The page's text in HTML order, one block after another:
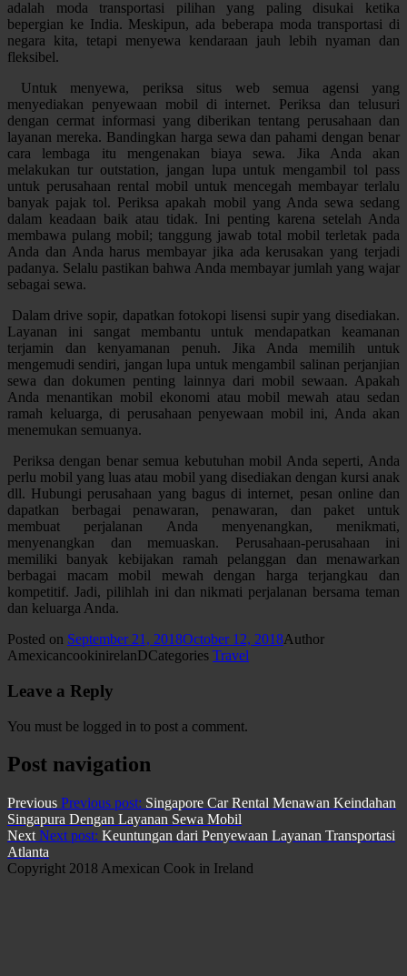
adalah moda transportasi pilihan yang paling disukai ketika
bepergian ke India. Meskipun, ada beberapa moda transportasi di
negara kita, tetapi menyewa kendaraan jauh lebih nyaman dan
fleksibel.
Untuk menyewa, periksa situs web semua agensi yang
menyediakan penyewaan mobil di internet. Periksa dan telusuri
dengan cermat informasi yang diberikan tentang perusahaan dan
layanan mereka. Bandingkan harga sewa dan pahami dengan benar
cara lembaga itu mengenakan biaya sewa. Jika Anda akan
melakukan tur outstation, jangan lupa untuk mengambil tol pass
untuk perusahaan rental mobil untuk mencegah membayar terlalu
banyak pajak tol. Periksa apakah mobil yang Anda sewa sedang
dalam keadaan baik atau tidak. Ini penting karena setelah Anda
membawa pulang mobil; tanggung jawab total mobil terletak pada
Anda dan Anda harus membayar jika ada kerusakan yang terjadi
padanya. Selalu pastikan bahwa Anda membayar jumlah yang wajar
sebagai sewa.
Dalam drive sopir, dapatkan fotokopi lisensi supir yang disediakan.
Layanan ini sangat membantu untuk mendapatkan keamanan
terjamin dan kenyamanan penuh. Jika Anda memilih untuk
mengemudi sendiri, jangan lupa untuk mengambil salinan perjanjian
sewa dan dokumen penting lainnya dari mobil sewaan. Apakah
Anda menantikan mobil ekonomi atau mobil mewah atau sedan
ramah keluarga, di perusahaan penyewaan mobil ini, Anda akan
menemukan semuanya.
Periksa dengan benar semua kebutuhan mobil Anda seperti, Anda
perlu mobil yang luas atau mobil yang disediakan dengan kursi anak
dll. Hubungi perusahaan yang bagus di internet, pesan online dan
dapatkan berbagai penawaran, penawaran, dan paket untuk
membuat perjalanan Anda menyenangkan, menikmati,
menyenangkan dan memuaskan. Perusahaan-perusahaan ini
memiliki banyak kebijakan ramah pelanggan dan menawarkan
berbagai macam mobil mewah dengan harga terjangkau dan
kompetitif. Jadi, pilihlah ini dan nikmati perjalanan bersama teman
dan keluarga Anda.
Posted on September 21, 2018October 12, 2018Author
AmexicancookinirelanDCategories Travel
Leave a Reply
You must be logged in to post a comment.
Post navigation
Previous Previous post: Singapore Car Rental Menawan Keindahan
Singapura Dengan Layanan Sewa Mobil
Next Next post: Keuntungan dari Penyewaan Layanan Transportasi
Atlanta
Copyright 2018 Amexican Cook in Ireland